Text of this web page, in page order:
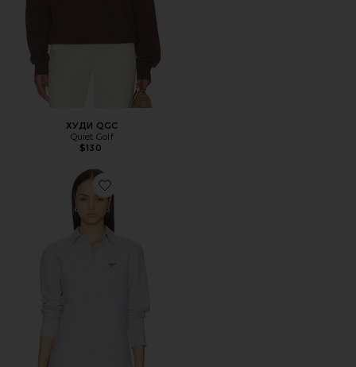
ХУДИ QGC
Quiet Golf
$130
Favorite РУБАШКА OXFORD